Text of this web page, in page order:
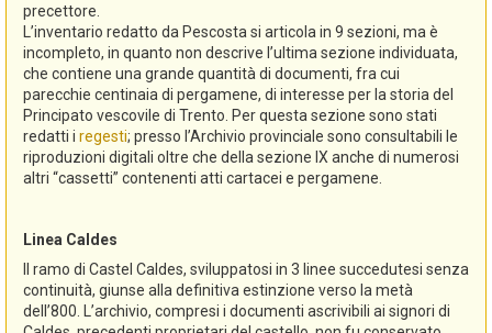
precettore.
L’inventario redatto da Pescosta si articola in 9 sezioni, ma è
incompleto, in quanto non descrive l’ultima sezione individuata,
che contiene una grande quantità di documenti, fra cui
parecchie centinaia di pergamene, di interesse per la storia del
Principato vescovile di Trento. Per questa sezione sono stati
redatti i regesti; presso l’Archivio provinciale sono consultabili le
riproduzioni digitali oltre che della sezione IX anche di numerosi
altri “cassetti” contenenti atti cartacei e pergamene.
Linea Caldes
Il ramo di Castel Caldes, sviluppatosi in 3 linee succedutesi senza
continuità, giunse alla definitiva estinzione verso la metà
dell’800. L’archivio, compresi i documenti ascrivibili ai signori di